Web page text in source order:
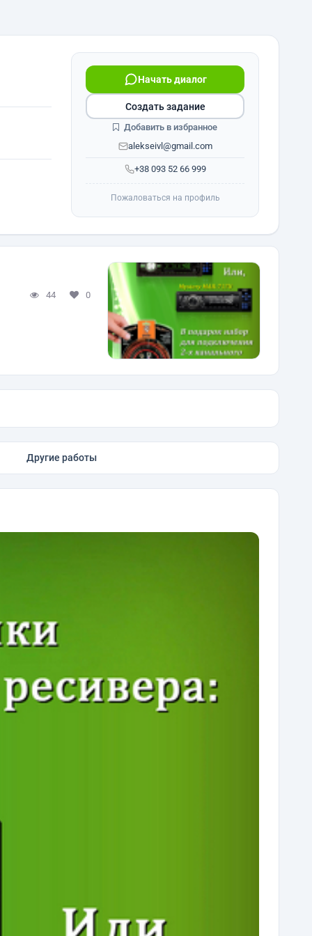
+38 093 52 66 999
Начать диалог
alekseivl@gmail.com
Создать задание
Добавить в избранное
Пожаловаться на профиль
44 0
Другие работы